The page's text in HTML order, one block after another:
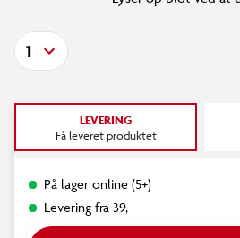
1
LEVERING
Få leveret produktet
På lager online (5+)
Levering fra 39,-